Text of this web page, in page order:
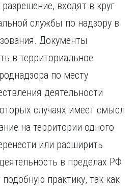
Тверь
Тольятти
Томск
Тула
Тюмень
У
Улан-Удэ
Ульяновск
Хабаровск
Чебоксары
входят в круг
службы по надзору в
Документы
в территориальное
по месту
деятельности
случаях имеет смысл
на территории одного
или расширить
в пределах РФ.
практику, так как